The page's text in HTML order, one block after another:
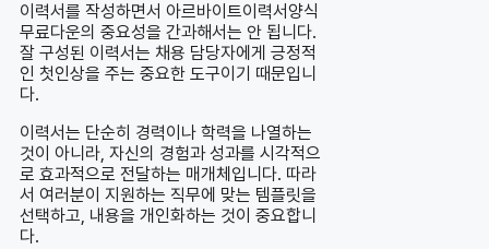
이력서를 작성하면서 아르바이트이력서양식
무료다운의 중요성을 간과해서는 안 됩니다.
잘 구성된 이력서는 채용 담당자에게 긍정적
인 첫인상을 주는 중요한 도구이기 때문입니
다.
이력서는 단순히 경력이나 학력을 나열하는
것이 아니라, 자신의 경험과 성과를 시각적으
로 효과적으로 전달하는 매개체입니다. 따라
서 여러분이 지원하는 직무에 맞는 템플릿을
선택하고, 내용을 개인화하는 것이 중요합니
다.